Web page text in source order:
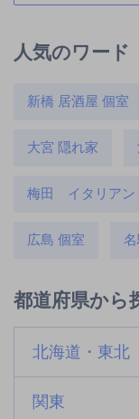
人気のワード
新橋 居酒屋 個室
大宮 隠れ家
梅田 イタリア
広島 個室
都道府県から
北海道・東北
関東